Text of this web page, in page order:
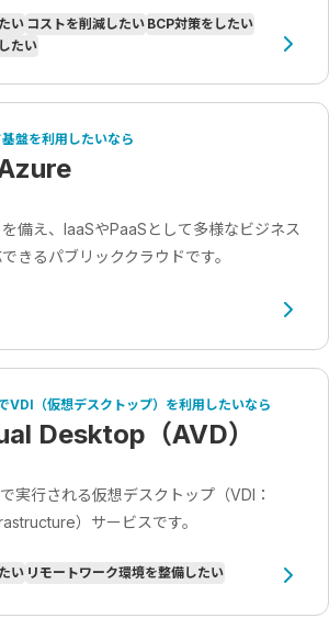
い コストを削減したい BCP対策をしたい
たい
盤を利用したいなら
備え、IaaSやPaaSとして多様なビジネス
きるパブリッククラウドです。
VDI（仮想デスクトップ）を利用したいなら
Desktop（AVD）
実行される仮想デスクトップ（VDI：
）サービスです。
い リモートワーク環境を整備したい